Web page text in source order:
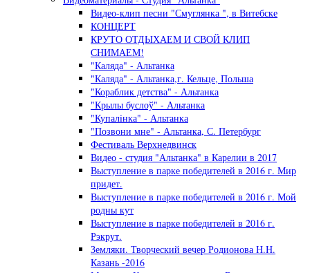
Видео-клип песни "Смуглянка ", в Витебске
КОНЦЕРТ
КРУТО ОТДЫХАЕМ И СВОЙ КЛИП
СНИМАЕМ!
"Каляда" - Альтанка
"Каляда" - Альтанка,г. Кельце, Польша
"Кораблик детства" - Альтанка
"Крылы буслоў" - Альтанка
"Купалiнка" - Альтанка
"Позвони мне" - Альтанка, С. Петербург
Фестиваль Верхнедвинск
Видео - студия "Альтанка" в Карелии в 2017
Выступление в парке победителей в 2016 г. Мир
придет.
Выступление в парке победителей в 2016 г. Мой
родны кут
Выступление в парке победителей в 2016 г.
Рэкрут.
Земляки. Творческий вечер Родионова Н.Н.
Казань -2016